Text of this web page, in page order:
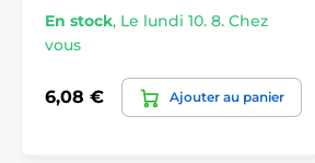
En stock, Le lundi 10. 8. Chez
vous
6,08 € Ajouter au panier